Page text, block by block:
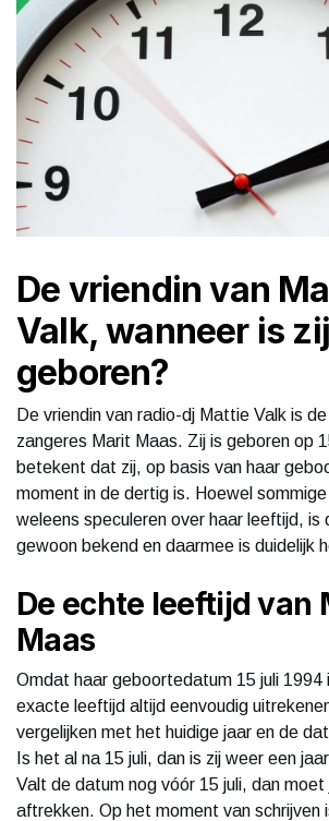
De vriendin van
Valk, wanneer is zij
geboren?
De vriendin van radio-dj Mattie Valk is
zangeres Marit Maas. Zij is geboren op
betekent dat zij, op basis van haar
moment in de dertig is. Hoewel
weleens speculeren over haar leeftijd, is
gewoon bekend en daarmee is duidelijk
De echte leeftijd van
Maas
Omdat haar geboortedatum 15 juli 1994
exacte leeftijd altijd eenvoudig
vergelijken met het huidige jaar en de
Is het al na 15 juli, dan is zij weer een
Valt de datum nog vóór 15 juli, dan moet
aftrekken. Op het moment van schrijven